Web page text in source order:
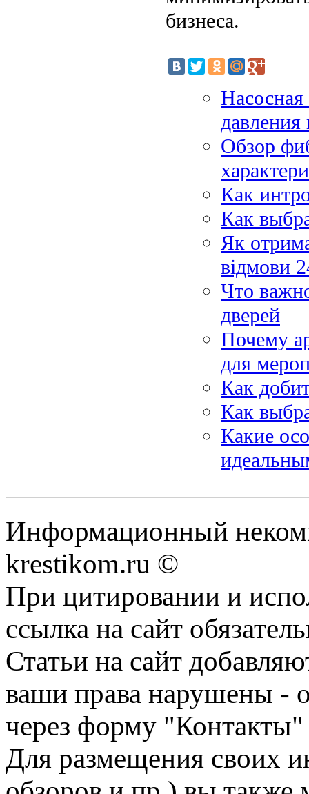
бизнеса.
Обзор
Как
Как
Як
відмови
Что
дверей
Почему
для
Как
Как
Какие
Информационный
krestikom.ru ©
При цитировании и
ссылка на сайт
Статьи на сайт
ваши права нарушены -
через форму "Контакты"
Для размещения своих